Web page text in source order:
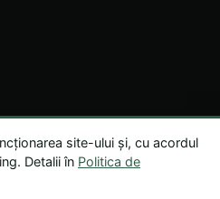
site-ului și, cu acordul
Detalii în Politica de